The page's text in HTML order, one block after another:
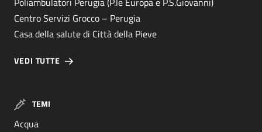
Centro Servizi Grocco – Perugia
Casa della salute di Città della Pieve
VEDI TUTTE
TEMI
Acqua